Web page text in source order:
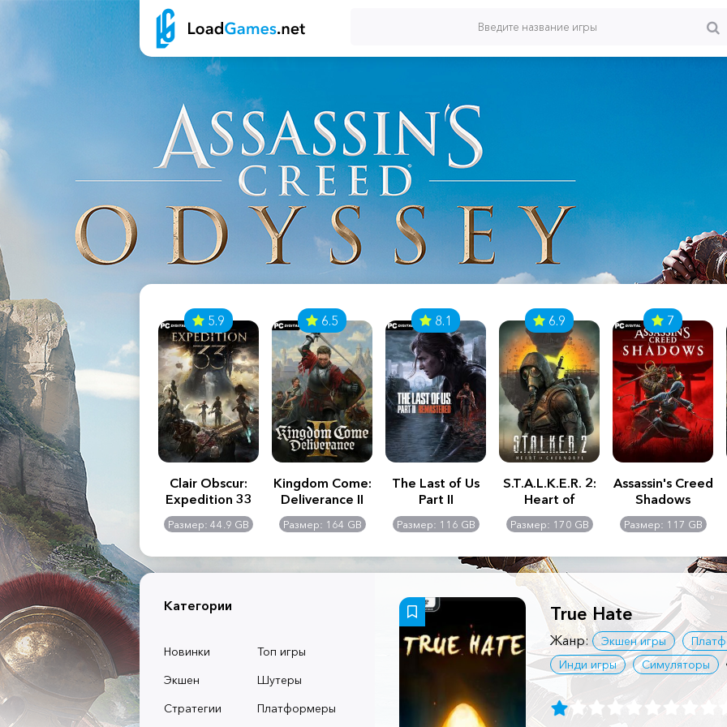
2:
-
GB
Assassin's Creed
Shadows
Размер: 117 GB
5.9
Clair Obscur:
Expedition 33
Размер: 44.9 GB
6.5
Kingdom Come:
Deliverance II
Размер: 164 GB
8.1
The Last of Us
Part II
Remastered
Размер: 116 GB
6.9
S.T.A.L.K.E.R. 2:
Heart of
Chernobyl -
Ultimate Edition
Размер: 170 GB
7
Assassin's Creed
Shadows
Размер: 117 GB
Категории
Новинки
Топ игры
Экшен
Шутеры
Стратегии
Платформеры
True Hate
Жанр: Экшен игры
Инди игры
Симуляторы